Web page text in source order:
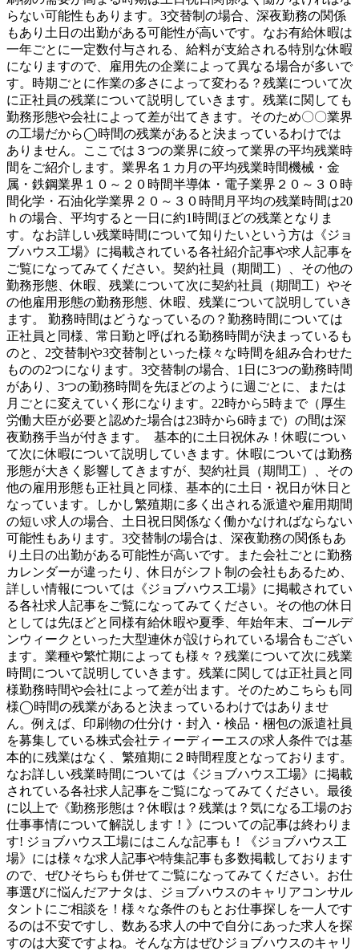
らない可能性もあります。3交替制の場合、深夜勤務の関係
もあり土日の出勤がある可能性が高いです。なお有給休暇は
一年ごとに一定数付与される、給料が支給される特別な休暇
になりますので、雇用先の企業によって異なる場合が多いで
す。時期ごとに作業の多さによって変わる？残業について次
に正社員の残業について説明していきます。残業に関しても
勤務形態や会社によって差が出てきます。そのため〇〇業界
の工場だから◯時間の残業があると決まっているわけでは
ありません。ここでは３つの業界に絞って業界の平均残業時
間をご紹介します。業界名１カ月の平均残業時間機械・金
属・鉄鋼業界１０～２０時間半導体・電子業界２０～３０時
間化学・石油化学業界２０～３０時間月平均の残業時間は20
ｈの場合、平均すると一日に約1時間ほどの残業となりま
す。なお詳しい残業時間について知りたいという方は《ジョ
ブハウス工場》に掲載されている各社紹介記事や求人記事を
ご覧になってみてください。契約社員（期間工）、その他の
勤務形態、休暇、残業について次に契約社員（期間工）やそ
の他雇用形態の勤務形態、休暇、残業について説明していき
ます。 勤務時間はどうなっているの？勤務時間については
正社員と同様、常日勤と呼ばれる勤務時間が決まっているも
のと、2交替制や3交替制といった様々な時間を組み合わせた
ものの2つになります。3交替制の場合、1日に3つの勤務時間
があり、3つの勤務時間を先ほどのように週ごとに、または
月ごとに変えていく形になります。22時から5時まで（厚生
労働大臣が必要と認めた場合は23時から6時まで）の間は深
夜勤務手当が付きます。 基本的に土日祝休み！休暇につい
て次に休暇について説明していきます。休暇については勤務
形態が大きく影響してきますが、契約社員（期間工）、その
他の雇用形態も正社員と同様、基本的に土日・祝日が休日と
なっています。しかし繁殖期に多く出される派遣や雇用期間
の短い求人の場合、土日祝日関係なく働かなければならない
可能性もあります。3交替制の場合は、深夜勤務の関係もあ
り土日の出勤がある可能性が高いです。また会社ごとに勤務
カレンダーが違ったり、休日がシフト制の会社もあるため、
詳しい情報については《ジョブハウス工場》に掲載されてい
る各社求人記事をご覧になってみてください。その他の休日
としては先ほどと同様有給休暇や夏季、年始年末、ゴールデ
ンウィークといった大型連休が設けられている場合もござい
ます。業種や繁忙期によっても様々？残業について次に残業
時間について説明していきます。残業に関しては正社員と同
様勤務時間や会社によって差が出ます。そのためこちらも同
様◯時間の残業があると決まっているわけではありませ
ん。例えば、印刷物の仕分け・封入・検品・梱包の派遣社員
を募集している株式会社ティーディーエスの求人条件では基
本的に残業はなく、繁殖期に２時間程度となっております。
なお詳しい残業時間については《ジョブハウス工場》に掲載
されている各社求人記事をご覧になってみてください。最後
に以上で《勤務形態は？休暇は？残業は？気になる工場のお
仕事事情について解説します！》についての記事は終わりま
す! ジョブハウス工場にはこんな記事も！《ジョブハウス工
場》には様々な求人記事や特集記事も多数掲載しております
ので、ぜひそちらも併せてご覧になってみてください。お仕
事選びに悩んだアナタは、ジョブハウスのキャリアコンサル
タントにご相談を！様々な条件のもとお仕事探しを一人です
るのは不安ですし、数ある求人の中で自分にあった求人を探
すのは大変ですよね。そんな方はぜひジョブハウスのキャリ